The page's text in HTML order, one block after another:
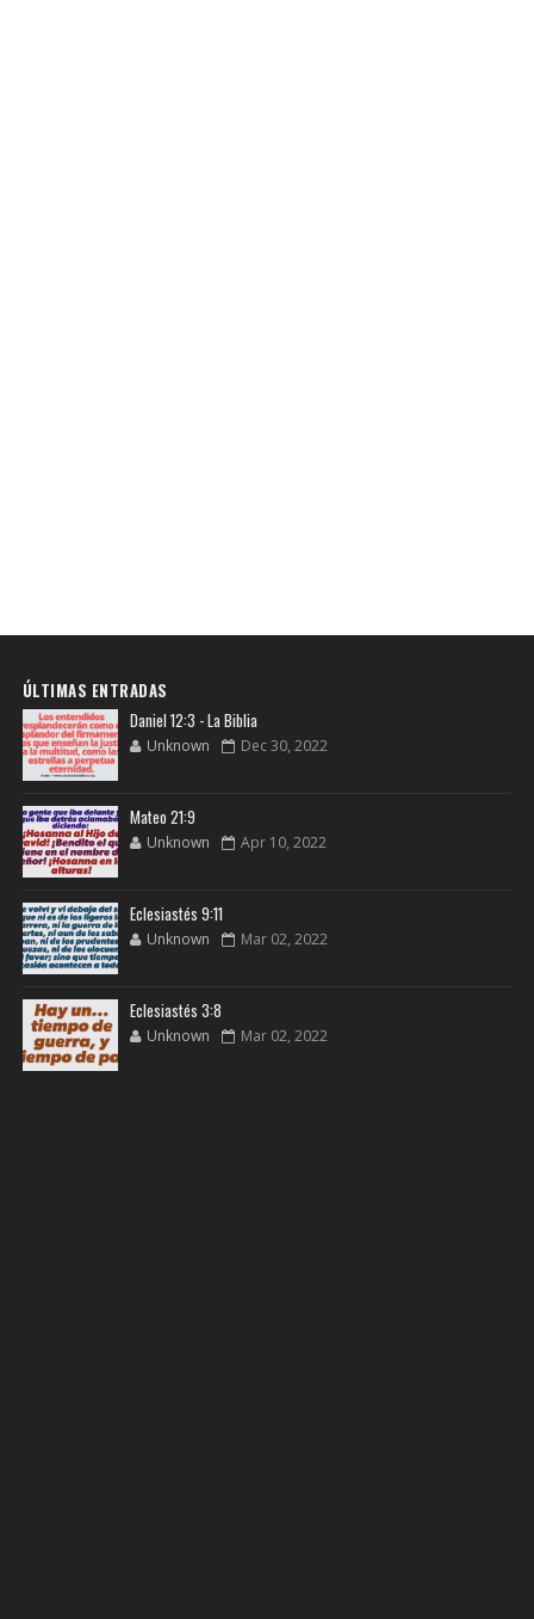
ÚLTIMAS ENTRADAS
Daniel 12:3 - La Biblia
Unknown Dec 30, 2022
Mateo 21:9
Unknown Apr 10, 2022
Eclesiastés 9:11
Unknown Mar 02, 2022
Eclesiastés 3:8
Unknown Mar 02, 2022